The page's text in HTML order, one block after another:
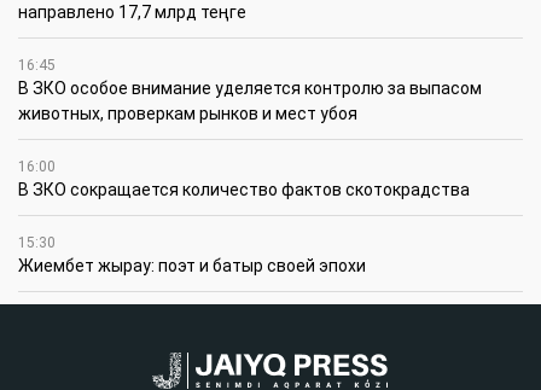
направлено 17,7 млрд теңге
16:45
В ЗКО особое внимание уделяется контролю за выпасом
животных, проверкам рынков и мест убоя
16:00
В ЗКО сокращается количество фактов скотокрадства
15:30
Жиембет жырау: поэт и батыр своей эпохи